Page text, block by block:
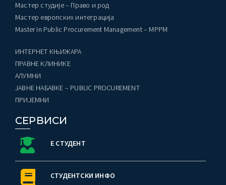
Мастер студије – Право и род
Мастер европских интеграција
Master in Public Procurement Management – MPPM
ИНТЕРНЕТ КЊИЖАРА
ПРАВНЕ КЛИНИКЕ
AЛУМНИ
ЈАВНЕ НАБАВКЕ – PUBLIC PROCUREMENT
ПРИЈЕМНИ
СЕРВИСИ
Е СТУДЕНТ
СТУДЕНТСКИ ИНФО